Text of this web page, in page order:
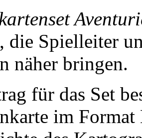
die Spielleiter
näher bringen.
für das Set
im